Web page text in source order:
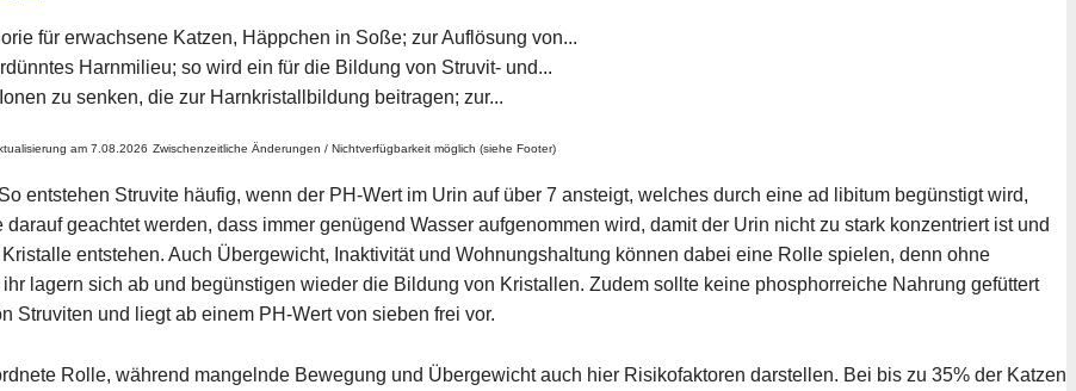
für erwachsene Katzen, Häppchen in Soße; zur Auflösung von...
Harnmilieu; so wird ein für die Bildung von Struvit- und...
zu senken, die zur Harnkristallbildung beitragen; zur...
am 7.08.2026 Zwischenzeitliche Änderungen / Nichtverfügbarkeit möglich (siehe Footer)
entstehen Struvite häufig, wenn der PH-Wert im Urin auf über 7 ansteigt, welches durch eine ad libitum begünstigt wird,
geachtet werden, dass immer genügend Wasser aufgenommen wird, damit der Urin nicht zu stark konzentriert ist und
entstehen. Auch Übergewicht, Inaktivität und Wohnungshaltung können dabei eine Rolle spielen, denn ohne
lagern sich ab und begünstigen wieder die Bildung von Kristallen. Zudem sollte keine phosphorreiche Nahrung gefüttert
Struviten und liegt ab einem PH-Wert von sieben frei vor.
Rolle, während mangelnde Bewegung und Übergewicht auch hier Risikofaktoren darstellen. Bei bis zu 35% der Katzen